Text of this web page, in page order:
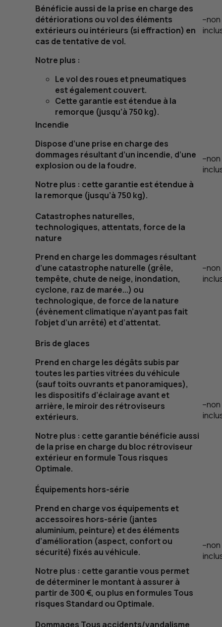
Bénéficie aussi de la prise en charge des
détériorations ou vol des éléments
extérieurs ou intérieurs (si effraction) en
cas de tentative de vol.
Notre plus :
Le vol des roues et pneumatiques
est également couvert.
Cette garantie est étendue à la
remorque (jusqu’à 750 kg).
–non
Incendie
Dispose d’une prise en charge des
dommages résultant d’un incendie, d’une
explosion ou de la foudre.
Notre plus : cette garantie est étendue à
la remorque (jusqu’à 750 kg).
–non
Catastrophes naturelles,
technologiques, attentats, force de la
nature
Prend en charge les dommages résultant
d’une catastrophe naturelle (grêle,
tempête, chute de neige, inondation,
cyclone, raz de marée...) ou
technologique, de force de la nature
(évènement climatique n’ayant pas fait
l’objet d’un arrêté) et d’attentat.
–non
Bris de glaces
Prend en charge les dégâts subis par
toutes les parties vitrées du véhicule
(sauf toits ouvrants et panoramiques),
les dispositifs d’éclairage avant et
arrière, le miroir des rétroviseurs
extérieurs.
Notre plus : cette garantie bénéficie aussi
de la prise en charge du bloc rétroviseur
extérieur en formule Tous risques
Optimale.
–non
Équipements hors-série
Prend en charge vos équipements et
accessoires hors-série (jantes
aluminium, peinture) et des éléments
d’amélioration (aspect, confort ou
sécurité) fixés au véhicule.
Notre plus : cette garantie vous permet
de déterminer le montant à assurer à
partir de 300 €, ou plus en formules Tous
risques Standard ou Optimale.
–non
Dommages Tous accidents/vandalisme